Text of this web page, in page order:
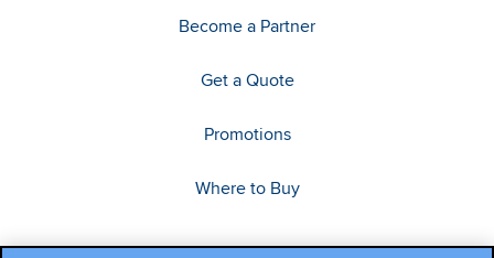
Become a Partner
Get a Quote
Promotions
Where to Buy